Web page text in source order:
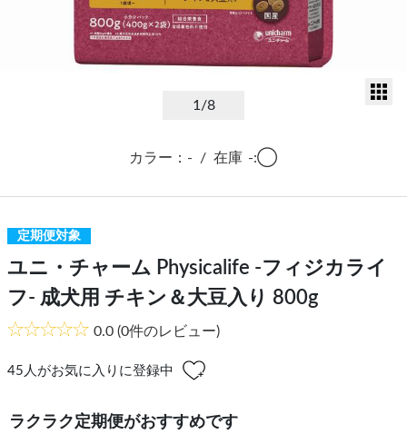
1/8
カラー：- / 在庫 -:◯
定期便対象
ユニ・チャーム Physicalife -フィジカライ
フ- 成犬用 チキン＆大豆入り 800g
0.0 (0件のレビュー)
45 人がお気に入りに登録中
ラクラク定期便がおすすめです